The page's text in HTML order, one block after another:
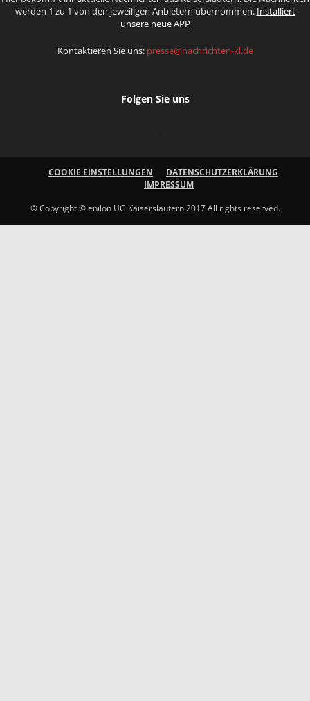
werden 1 zu 1 von den jeweiligen Anbietern übernommen. Installiert
unsere neue APP
Kontaktieren Sie uns: presse@nachrichten-kl.de
Folgen Sie uns
COOKIE EINSTELLUNGEN
DATENSCHUTZERKLÄRUNG
IMPRESSUM
© Copyright © enilon UG Kaiserslautern 2017 All rights reserved.